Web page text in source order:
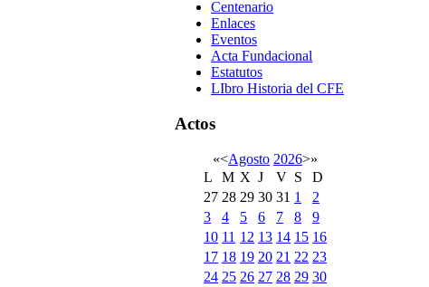
Centenario
Enlaces
Eventos
Acta Fundacional
Estatutos
LIbro Historia del CFE
Actos
«<Agosto 2026>»
L
M X J V S
D
27 28 29 30 31 1
2
3
4 5 6 7 8
9
10 11 12 13 14 15 16
17 18 19 20 21 22 23
24 25 26 27 28 29 30